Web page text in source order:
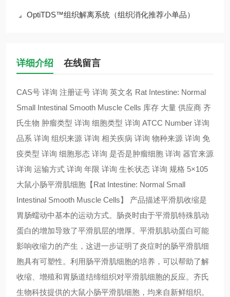
OptiTDS™组织解离系统（组织消化推荐小单品）
详细介绍 在线留言
CAS号 详询 注册证号 详询 英文名 Rat Intestine: Normal
Small Intestinal Smooth Muscle Cells 库存 大量 供应商 齐
氏生物 肿瘤类型 详询 细胞类型 详询 ATCC Number 详询
品系 详询 组织来源 详询 相关疾病 详询 物种来源 详询 免
疫类型 详询 细胞形态 详询 是否是肿瘤细胞 详询 器官来源
详询 运输方式 详询 年限 详询 生长状态 详询 规格 5×105
大鼠小肠平滑肌细胞【Rat Intestine: Normal Small
Intestinal Smooth Muscle Cells】 产品描述平滑肌收缩是
胃肠蠕动中基本的运动方式。肠炎时由于平滑肌特殊肌动
蛋白的增加导致了平滑肌层的增厚。平滑肌肌动蛋白可能
影响收缩力的产生，这进一步证明了炎症时的肠平滑肌细
胞具有可塑性。利用肠平滑肌细胞的培养，可以帮助了解
收缩、增殖和胃肠道结缔组织对平滑肌细胞的反应。齐氏
生物科技提供的大鼠小肠平滑肌细胞，均来自新鲜组织。